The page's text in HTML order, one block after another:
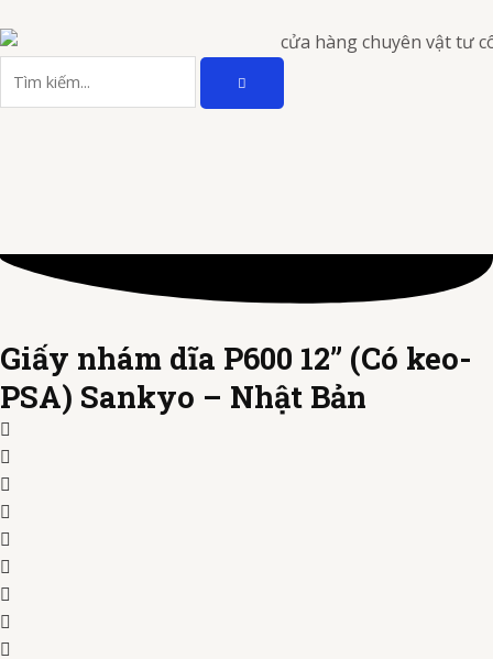
tới
dung
kiếm
TÌM
KIẾM
Giấy nhám dĩa P600 12” (Có keo-
PSA) Sankyo – Nhật Bản